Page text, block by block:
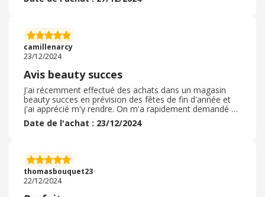
en plusieurs fois. J’ai reçu le bon d’achat instantané et les
choisir de payer en bon cadeau et rentrer les numéros
du bon et du code pin. Le % de cashback est appréciable
camillenarcy
23/12/2024
Avis beauty succes
J'ai récemment effectué des achats dans un magasin
beauty succes en prévision des fêtes de fin d'année et
j'ai apprécié m'y rendre. On m'a rapidement demandé si
j'avais besoin d'un conseil ou renseignement. J'ai pu
trouver ce dont j'avais très vite. J'ai acheté un parfum, du
bénéficier très souvent de promotions et réductions. Les
enseignes beauty succes proposent également des
soins et épilation, je testerai prochainement
Date de l'achat : 23/12/2024
thomasbouquet23
22/12/2024